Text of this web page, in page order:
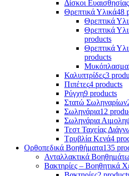
Δίσκοι Ευαισθησίας
Θρεπτικά Υλικά48
Θρεπτικά
Θρεπτικά
products
Θρεπτικά
products
Μυκόπλασμα
Καλυπτρίδες3
Πιπέτες4 products
Ρύγχη9 products
Στατώ Σωληναρίων
Σωληνάρια12
Σωληνάρια
Τεστ Ταχείας
Τρυβλία Κενά4
Ορθοπεδικά Βοηθήματα135
Ανταλλακτικά
Βακτηρίες – Βοηθητικά